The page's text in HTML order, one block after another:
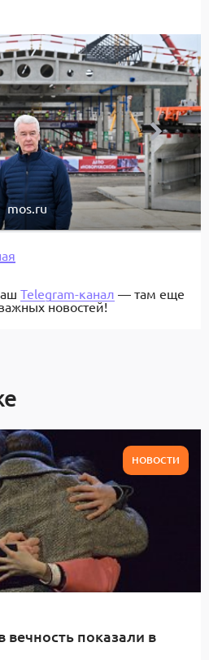
mos.ru
Telegram-канал — там еще
новостей!
НОВОСТИ
вечность показали в